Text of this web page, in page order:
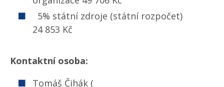
5% státní zdroje (státní rozpočet)
24 853 Kč
Kontaktní osoba:
Tomáš Čihák (